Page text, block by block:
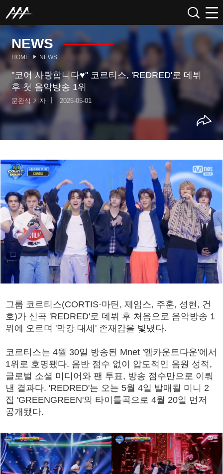
NEWS
HOME NEWS
"코어 사랑합니다♥" 코르티스, 'REDRED'로 데뷔
후 첫 음악방송 1위
문완식 기자 2026-05-01
그룹 코르티스(CORTIS·마틴, 제임스, 주훈, 성현, 건
호)가 신곡 'REDRED'로 데뷔 후 처음으로 음악방송 1
위에 오르며 '막강 대세' 존재감을 빛냈다.
코르티스는 4월 30일 방송된 Mnet '엠카운트다운'에서
1위로 호명됐다. 음반 점수 없이 압도적인 음원 성적,
글로벌 소셜 미디어와 팬 투표, 방송 점수만으로 이뤄
낸 결과다. 'REDRED'는 오는 5월 4일 발매될 미니 2
집 'GREENGREEN'의 타이틀곡으로 4월 20일 먼저
공개됐다.